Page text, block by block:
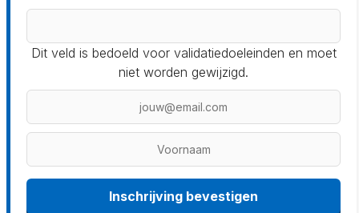
Dit veld is bedoeld voor validatiedoeleinden en moet
niet worden gewijzigd.
Inschrijving bevestigen